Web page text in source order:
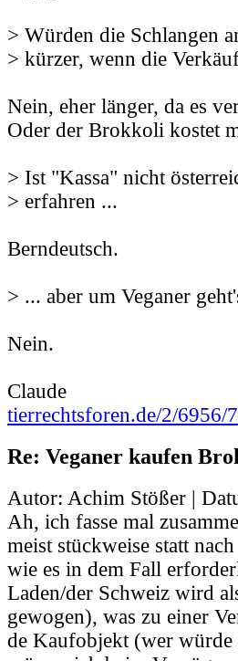
> Würden die Schlangen
> kürzer, wenn die
Nein, eher länger, da es
Oder der Brokkoli kostet
> Ist "Kassa" nicht
> erfahren ...
Berndeutsch.
> ... aber um Veganer
Nein.
Claude
tierrechtsforen.de/2/6956/
Re: Veganer kaufen
Autor: Achim Stößer |
Ah, ich fasse mal
meist stückweise statt
wie es in dem Fall
Laden/der Schweiz wird
gewogen), was zu einer
de Kaufobjekt (wer